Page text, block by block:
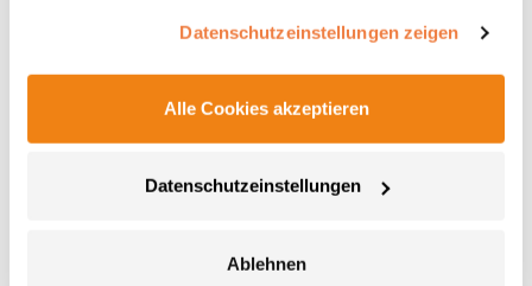
Datenschutzeinstellungen zeigen
Alle Cookies akzeptieren
Datenschutzeinstellungen
Ablehnen
auf der linken BrustseiteGrammatur: 200
BaumwolleAngaben zur Produktsicherheit: Herst.-Nr.:
R312XHersteller: Result Clothing Ltd. Narcisova 1 821 01
Bratislava Slowakei E-Mail: sales@resultclothing.com
W475 Henbury Herren Coolplus®